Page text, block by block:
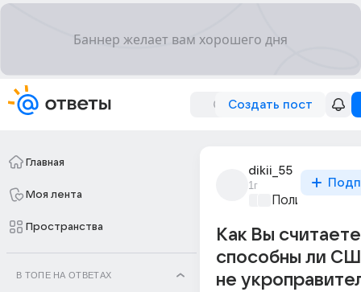
Создать пост
Главная
Моя лента
Пространства
В ТОПЕ НА ОТВЕТАХ
dikii_55
1г
Как Вы
способны ли
не